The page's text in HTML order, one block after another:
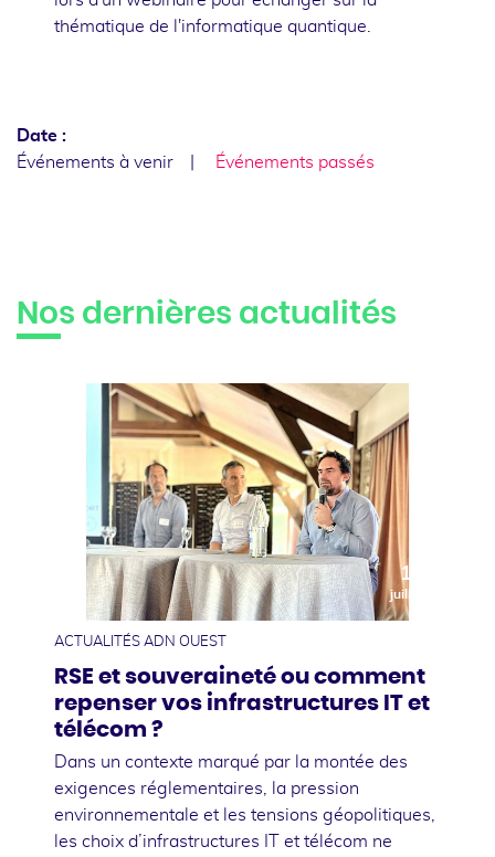
thématique de l'informatique quantique.
Date :
Événements à venir
Événements passés
Nos dernières actualités
10
juillet
ACTUALITÉS ADN OUEST
RSE et souveraineté ou comment
repenser vos infrastructures IT et
télécom ?
Dans un contexte marqué par la montée des
exigences réglementaires, la pression
environnementale et les tensions géopolitiques,
les choix d’infrastructures IT et télécom ne